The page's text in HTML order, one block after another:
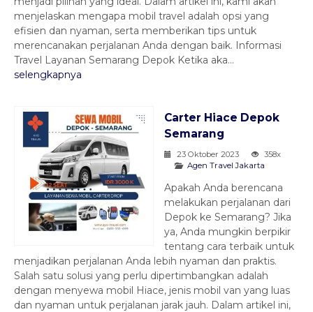
menjelaskan mengapa mobil travel adalah opsi yang
efisien dan nyaman, serta memberikan tips untuk
merencanakan perjalanan Anda dengan baik. Informasi
Travel Layanan Semarang Depok Ketika aka...
selengkapnya
Carter Hiace Depok
Semarang
23 Oktober 2023
358x
Agen Travel Jakarta
Apakah Anda berencana
melakukan perjalanan dari
Depok ke Semarang? Jika
ya, Anda mungkin berpikir
tentang cara terbaik untuk
menjadikan perjalanan Anda lebih nyaman dan praktis.
Salah satu solusi yang perlu dipertimbangkan adalah
dengan menyewa mobil Hiace, jenis mobil van yang luas
dan nyaman untuk perjalanan jarak jauh. Dalam artikel ini,